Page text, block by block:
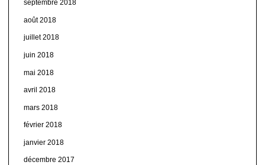
septembre 2018
août 2018
juillet 2018
juin 2018
mai 2018
avril 2018
mars 2018
février 2018
janvier 2018
décembre 2017